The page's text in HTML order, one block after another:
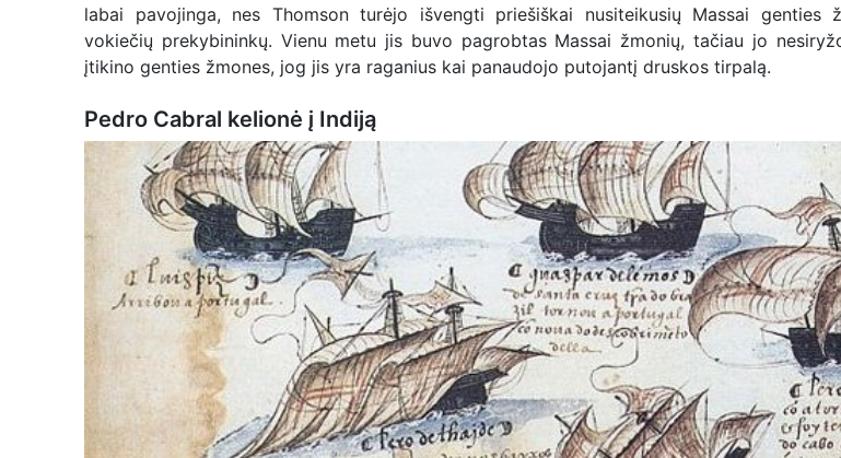
labai pavojinga, nes Thomson turėjo išvengti priešiškai nusiteikusių Massai genties
vokiečių prekybininkų. Vienu metu jis buvo pagrobtas Massai žmonių, tačiau jo
įtikino genties žmones, jog jis yra raganius kai panaudojo putojantį druskos tirpalą.
Pedro Cabral kelionė į Indiją